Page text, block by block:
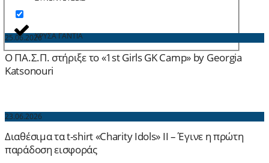
ΧΡΥΣΑ ΓΑΝΤΙΑ
25.06.2026
Ο ΠΑ.Σ.Π. στήριξε το «1st Girls GK Camp» by Georgia
Katsonouri
23.06.2026
Διαθέσιμα τα t-shirt «Charity Idols» ΙΙ – Έγινε η πρώτη
παράδοση εισφοράς